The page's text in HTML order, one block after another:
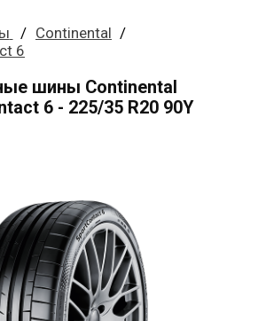
Continental
6
шины Continental
6 - 225/35 R20 90Y